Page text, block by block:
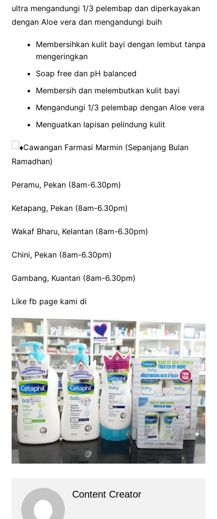
ultra mengandungi 1/3 pelembap dan diperkayakan
dengan Aloe vera dan mengandungi buih
Membersihkan kulit bayi dengan lembut tanpa
mengeringkan
Soap free dan pH balanced
Membersih dan melembutkan kulit bayi
Mengandungi 1/3 pelembap dengan Aloe vera
Menguatkan lapisan pelindung kulit
Cawangan Farmasi Marmin (Sepanjang Bulan
Ramadhan)
Peramu, Pekan (8am-6.30pm)
Ketapang, Pekan (8am-6.30pm)
Wakaf Bharu, Kelantan (8am-6.30pm)
Chini, Pekan (8am-6.30pm)
Gambang, Kuantan (8am-6.30pm)
Like fb page kami di
Content Creator